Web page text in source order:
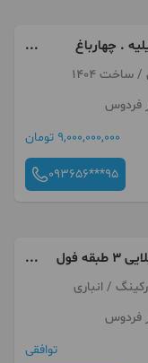
. چهارباغ
شهرک
فردوس
9,000,000,000 تومان
093656***95
۱۶۰ متر خانه ویلایی ۳ طبقه فول
فردوس
توافقی